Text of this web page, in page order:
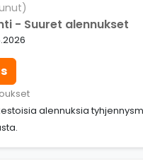
- Suuret alennukset
alennuksia